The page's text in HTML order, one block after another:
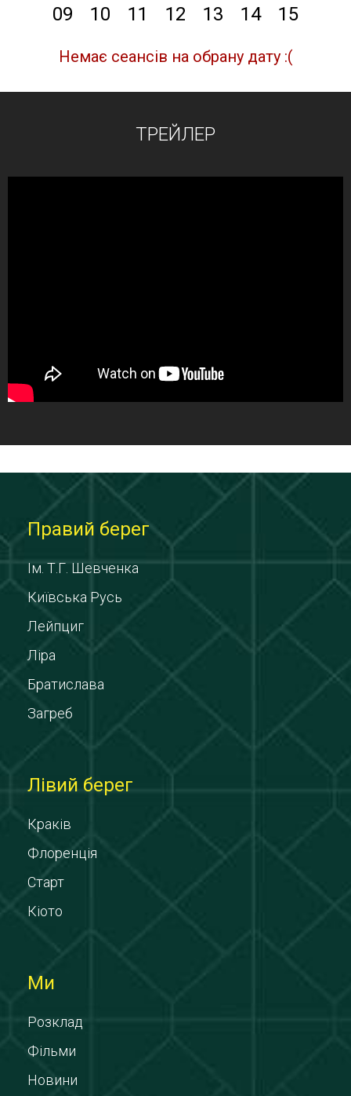
09
10 11 12 13 14 15
Немає сеансів на обрану дату :(
ТРЕЙЛЕР
Правий берег
Ім. Т.Г. Шевченка
Київська Русь
Лейпциг
Ліра
Братислава
Загреб
Лівий берег
Краків
Флоренція
Старт
Кіото
Ми
Розклад
Фільми
Новини